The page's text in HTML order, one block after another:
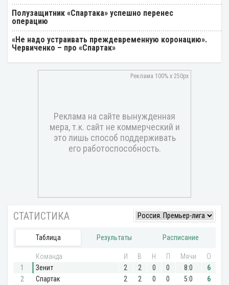
Полузащитник «Спартака» успешно перенес
операцию
«Не надо устраивать преждевременную коронацию».
Червиченко – про «Спартак»